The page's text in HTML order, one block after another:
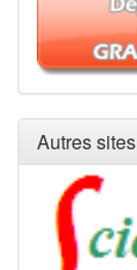
Autres sites